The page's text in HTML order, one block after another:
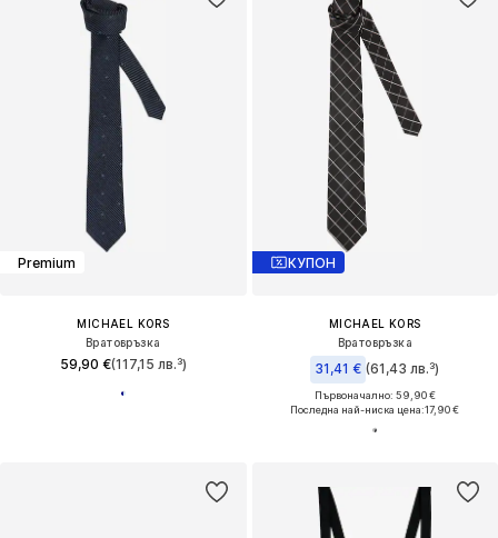
Premium
MICHAEL KORS
Вратовръзка
59,90 €(117,15 лв.³)
КУПОН
MICHAEL KORS
Вратовръзка
31,41 € (61,43 лв.³)
Първоначално: 59,90 €
Последна най-ниска цена:17,90 €